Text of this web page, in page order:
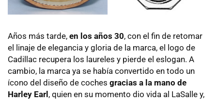
Años más tarde, en los años 30, con el fin de retomar
el linaje de elegancia y gloria de la marca, el logo de
Cadillac recupera los laureles y pierde el eslogan. A
cambio, la marca ya se había convertido en todo un
ícono del diseño de coches gracias a la mano de
Harley Earl, quien en su momento dio vida al LaSalle y,